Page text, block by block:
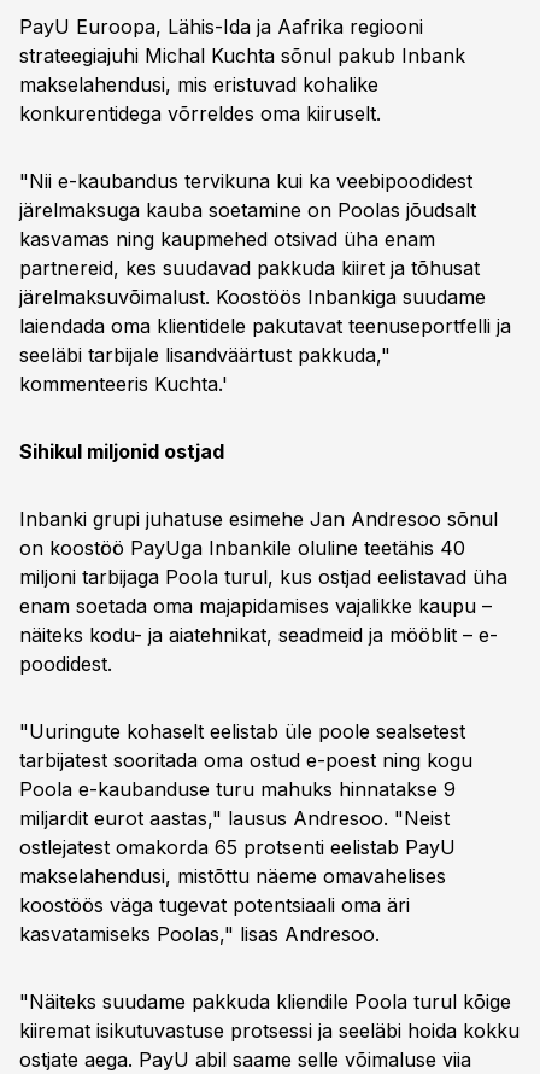
PayU Euroopa, Lähis-Ida ja Aafrika regiooni
strateegiajuhi Michal Kuchta sõnul pakub Inbank
makselahendusi, mis eristuvad kohalike
konkurentidega võrreldes oma kiiruselt.
"Nii e-kaubandus tervikuna kui ka veebipoodidest
järelmaksuga kauba soetamine on Poolas jõudsalt
kasvamas ning kaupmehed otsivad üha enam
partnereid, kes suudavad pakkuda kiiret ja tõhusat
järelmaksuvõimalust. Koostöös Inbankiga suudame
laiendada oma klientidele pakutavat teenuseportfelli ja
seeläbi tarbijale lisandväärtust pakkuda,"
kommenteeris Kuchta.'
Sihikul miljonid ostjad
Inbanki grupi juhatuse esimehe Jan Andresoo sõnul
on koostöö PayUga Inbankile oluline teetähis 40
miljoni tarbijaga Poola turul, kus ostjad eelistavad üha
enam soetada oma majapidamises vajalikke kaupu –
näiteks kodu- ja aiatehnikat, seadmeid ja mööblit – e-
poodidest.
"Uuringute kohaselt eelistab üle poole sealsetest
tarbijatest sooritada oma ostud e-poest ning kogu
Poola e-kaubanduse turu mahuks hinnatakse 9
miljardit eurot aastas," lausus Andresoo. "Neist
ostlejatest omakorda 65 protsenti eelistab PayU
makselahendusi, mistõttu näeme omavahelises
koostöös väga tugevat potentsiaali oma äri
kasvatamiseks Poolas," lisas Andresoo.
"Näiteks suudame pakkuda kliendile Poola turul kõige
kiiremat isikutuvastuse protsessi ja seeläbi hoida kokku
ostjate aega. PayU abil saame selle võimaluse viia